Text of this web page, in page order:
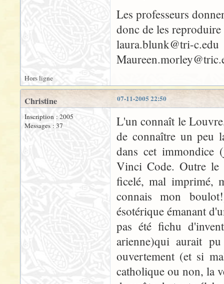
Les professeurs
donc de les
laura.blunk@tri-c.edu
Hors ligne
07-11-2005 22:50
Christine
Inscription : 2005
Messages : 37
L'un connaît le
de connaître un peu
dans cet immondice
Vinci Code. Outre
ficelé, mal imprimé,
connais mon
ésotérique émanant
pas été fichu
arienne)qui aurait
ouvertement (et si
catholique ou non, la